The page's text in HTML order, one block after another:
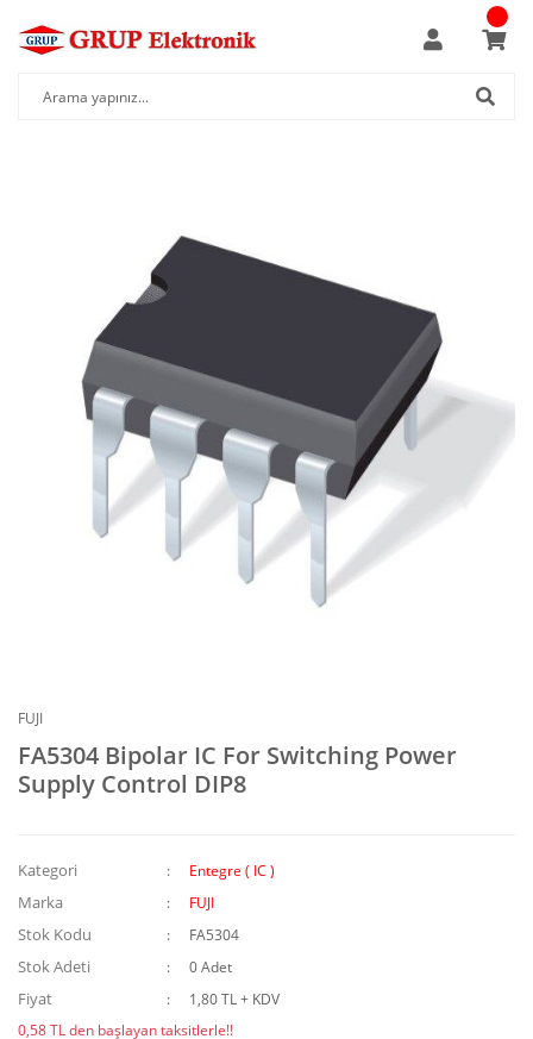
FUJI
FA5304 Bipolar IC For Switching Power
Supply Control DIP8
Kategori Entegre ( IC )
Marka FUJI
Stok Kodu FA5304
Stok Adeti 0 Adet
Fiyat
1,80 TL + KDV
0,58 TL den başlayan taksitlerle!!